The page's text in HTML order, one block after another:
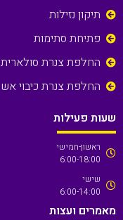
תיקון נזילות
פתיחת סתימות
החלפת צנרת סולארית
החלפת צנרת כיבוי אש
שעות פעילות
ראשון-חמישי
6:00-18:00
שישי
6:00-14:00
מאמרים ועצות